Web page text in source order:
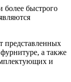
более быстрого
представленных
а также
и